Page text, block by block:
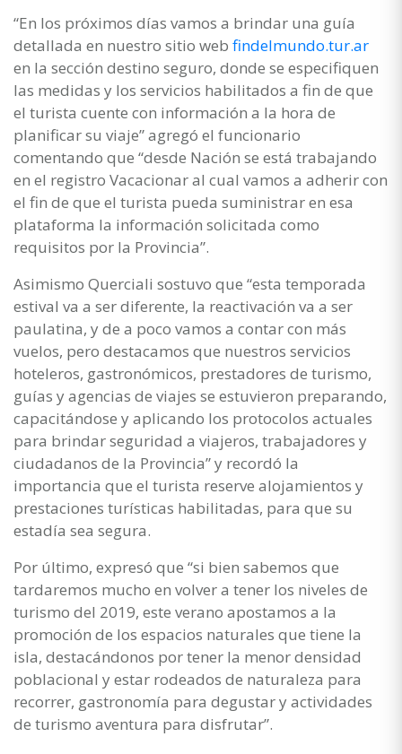
“En los próximos días vamos a brindar una guía
detallada en nuestro sitio web findelmundo.tur.ar
en la sección destino seguro, donde se especifiquen
las medidas y los servicios habilitados a fin de que
el turista cuente con información a la hora de
planificar su viaje” agregó el funcionario
comentando que “desde Nación se está trabajando
en el registro Vacacionar al cual vamos a adherir con
el fin de que el turista pueda suministrar en esa
plataforma la información solicitada como
requisitos por la Provincia”.
Asimismo Querciali sostuvo que “esta temporada
estival va a ser diferente, la reactivación va a ser
paulatina, y de a poco vamos a contar con más
vuelos, pero destacamos que nuestros servicios
hoteleros, gastronómicos, prestadores de turismo,
guías y agencias de viajes se estuvieron preparando,
capacitándose y aplicando los protocolos actuales
para brindar seguridad a viajeros, trabajadores y
ciudadanos de la Provincia” y recordó la
importancia que el turista reserve alojamientos y
prestaciones turísticas habilitadas, para que su
estadía sea segura.
Por último, expresó que “si bien sabemos que
tardaremos mucho en volver a tener los niveles de
turismo del 2019, este verano apostamos a la
promoción de los espacios naturales que tiene la
isla, destacándonos por tener la menor densidad
poblacional y estar rodeados de naturaleza para
recorrer, gastronomía para degustar y actividades
de turismo aventura para disfrutar”.